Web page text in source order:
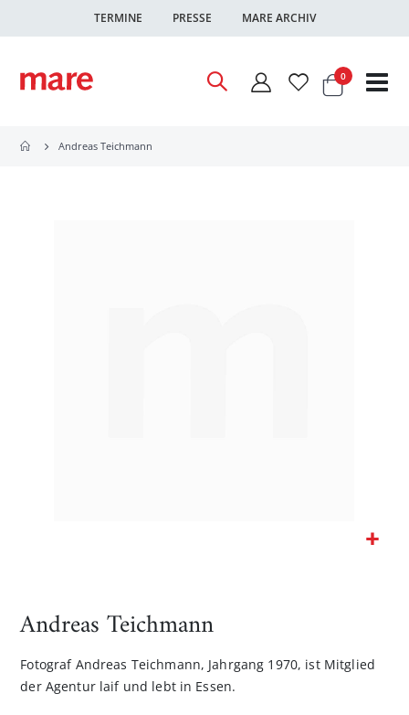
TERMINE PRESSE MARE ARCHIV
Warenkorb
0Artikel
Andreas Teichmann
Bildgalerie
Andreas Teichmann
Fotograf Andreas Teichmann, Jahrgang 1970, ist Mitglied
der Agentur laif und lebt in Essen.